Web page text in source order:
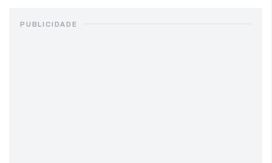
PUBLICIDADE